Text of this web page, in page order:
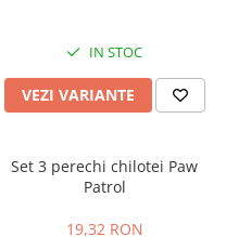
IN STOC
VEZI VARIANTE
Set 3 perechi chilotei Paw
Patrol
19,32 RON